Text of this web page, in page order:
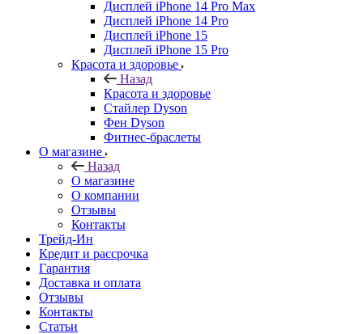
Дисплей iPhone 14 Pro Max
Дисплей iPhone 14 Pro
Дисплей iPhone 15
Дисплей iPhone 15 Pro
Красота и здоровье
Назад
Красота и здоровье
Стайлер Dyson
Фен Dyson
Фитнес-браслеты
О магазине
Назад
О магазине
О компании
Отзывы
Контакты
Трейд-Ин
Кредит и рассрочка
Гарантия
Доставка и оплата
Отзывы
Контакты
Статьи